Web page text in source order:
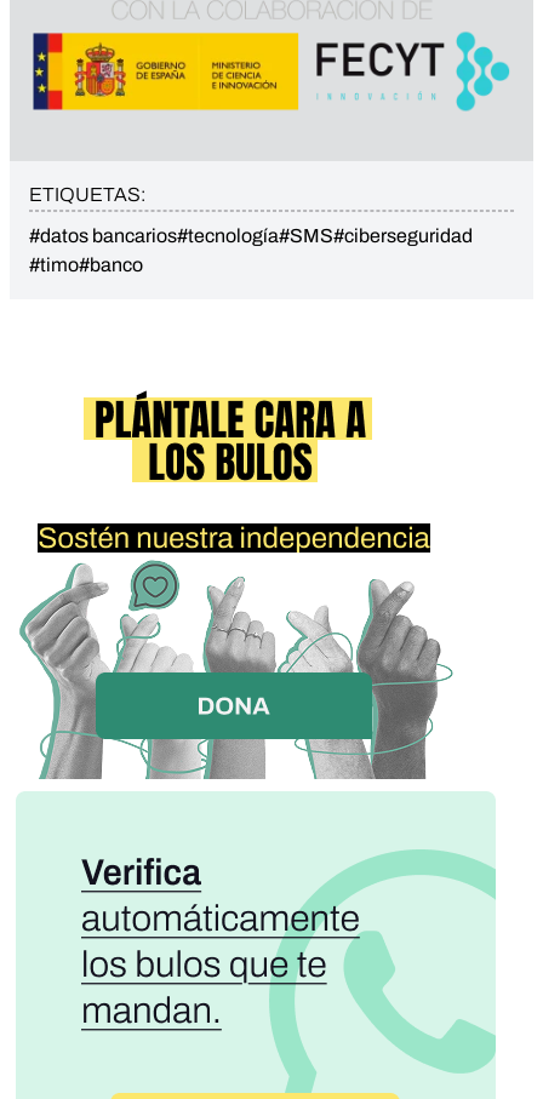
ETIQUETAS:
#datos bancarios#tecnología#SMS#ciberseguridad
#timo#banco